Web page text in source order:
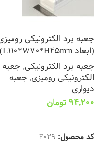
جعبه برد الکترونیکی
(ابعاد L110*W70*H45mm)
جعبه برد الکترونیکی, جعبه
الکترونیکی رومیزی, جعبه
دیواری
94,200 تومان
کد محصول: F029